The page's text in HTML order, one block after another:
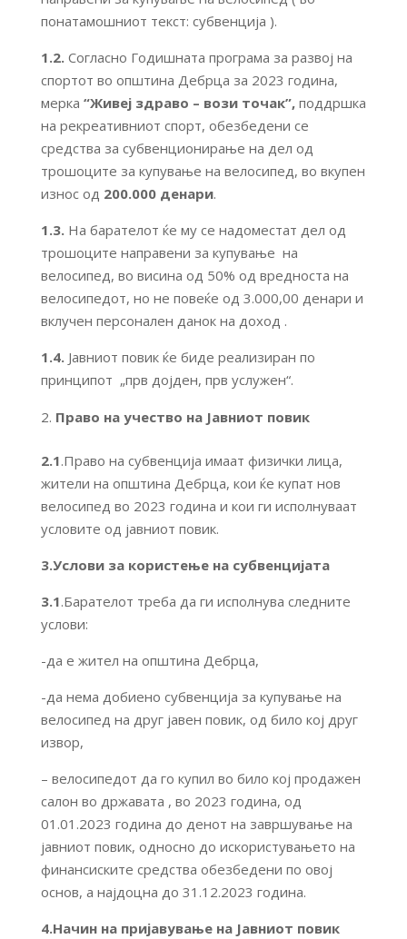
понатамошниот текст: субвенција ).
1.2.Согласно Годишната програма за развој на
спортот во општина Дебрца за 2023 година,
мерка “Живеј здраво – вози точак”, поддршка
на рекреативниот спорт, обезбедени се
средства за субвенционирање на дел од
трошоците за купување на велосипед, во вкупен
износ од 200.000 денари.
1.3.На барателот ќе му се надоместат дел од
трошоците направени за купување на
велосипед, во висина од 50% од вредноста на
велосипедот, но не повеќе од 3.000,00 денари и
вклучен персонален данок на доход .
1.4.Јавниот повик ќе биде реализиран по
принципот „прв дојден, прв услужен“.
Право на учество на Јавниот повик
2.1.Право на субвенција имаат физички лица,
жители на општина Дебрца, кои ќе купат нов
велосипед во 2023 година и кои ги исполнуваат
условите од јавниот повик.
3.Услови за користење на субвенцијата
3.1.Барателот треба да ги исполнува следните
услови:
-да е жител на општина Дебрца,
-да нема добиено субвенција за купување на
велосипед на друг јавен повик, од било кој друг
извор,
– велосипедот да го купил во било кој продажен
салон во државата , во 2023 година, од
01.01.2023 година до денот на завршување на
јавниот повик, односно до искористувањето на
финансиските средства обезбедени по овој
основ, а најдоцна до 31.12.2023 година.
4.Начин на пријавување на Јавниот повик